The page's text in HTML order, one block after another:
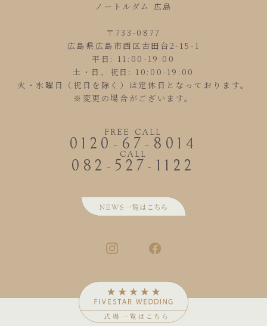
ノートルダム 広島
〒733-0877
広島県広島市西区古田台2-15-1
平日: 11:00-19:00
土・日、祝日: 10:00-19:00
火・水曜日（祝日を除く）は定休日となっております。
※変更の場合がございます。
FREE CALL
0120-67-8014
CALL
082-527-1122